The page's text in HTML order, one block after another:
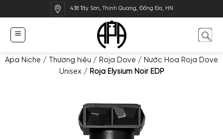
qua
dung
438 Tây Sơn, Thịnh Quang, Đống Đa, HN
Apa Niche / Thương hiệu / Roja Dove / Nước Hoa Roja Dove
Unisex / Roja Elysium Noir EDP